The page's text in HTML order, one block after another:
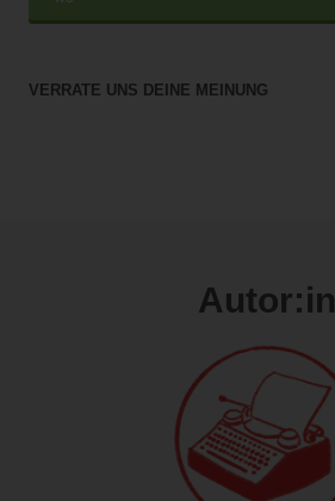
VERRATE UNS DEINE MEINUNG
Autor:in